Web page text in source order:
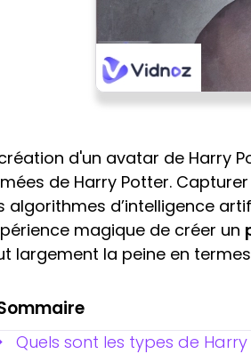
d'un avatar de Harry
de Harry Potter.
algorithmes d’intelligence
magique de créer un
largement la peine en
Quels sont les types de